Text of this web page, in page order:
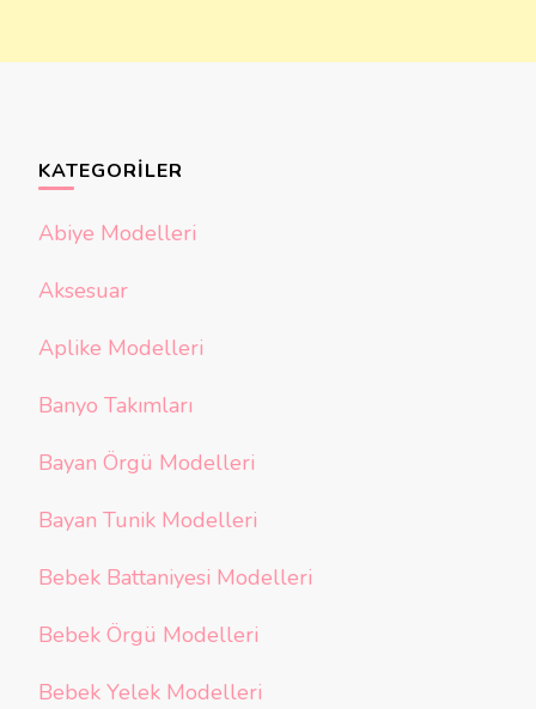
KATEGORILER
Abiye Modelleri
Aksesuar
Aplike Modelleri
Banyo Takımları
Bayan Örgü Modelleri
Bayan Tunik Modelleri
Bebek Battaniyesi Modelleri
Bebek Örgü Modelleri
Bebek Yelek Modelleri